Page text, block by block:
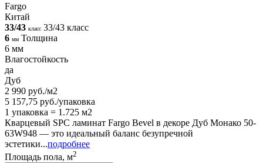
Fargo
Китай
33/43 класс 33/43 класс
6 мм Толщина
6 мм
Влагостойкость
да
Дуб
2 990 руб./м2
5 157,75 руб./упаковка
1 упаковка = 1.725 м2
Кварцевый SPC ламинат Fargo Bevel в декоре Дуб Монако 50-
63W948 — это идеальный баланс безупречной
эстетики...подробнее
Площадь пола, м2